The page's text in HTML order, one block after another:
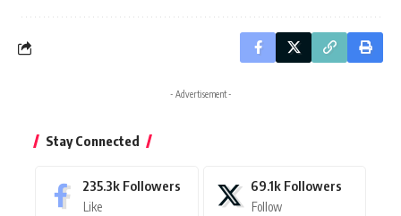
- Advertisement -
Stay Connected
235.3k Followers
Like
69.1k Followers
Follow